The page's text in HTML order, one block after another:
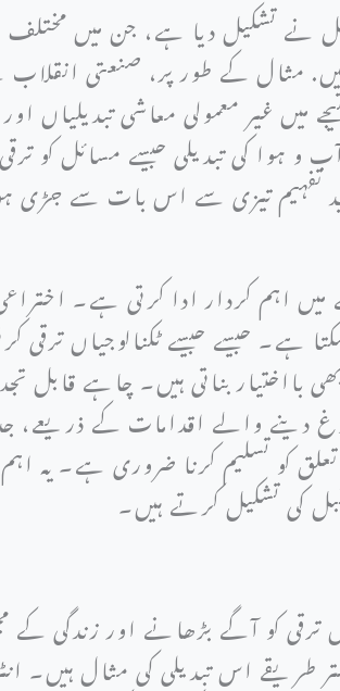
نے تشکیل دیا ہے، جن میں
مثال کے طور پر، صنعتی
میں غیر معمولی معاشی تبدیلیاں
ہوا کی تبدیلی جیسے مسائل کو
جدید تفہیم تیزی سے اس بات سے
اہم کردار ادا کرتی ہے۔
ہے۔ جیسے جیسے ٹکنالوجیاں ترقی
بھی بااختیار بناتی ہیں۔ چاہے
دینے والے اقدامات کے ذریعے،
کو تسلیم کرنا ضروری ہے۔ یہ
کی تشکیل کرتے ہیں۔
ترقی کو آگے بڑھانے اور زندگی کے
اس تبدیلی کی مثال ہیں۔